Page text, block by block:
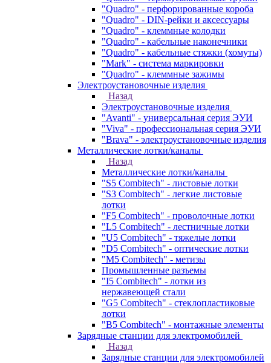
"Quadro" - перфорированные короба
"Quadro" - DIN-рейки и аксессуары
"Quadro" - клеммные колодки
"Quadro" - кабельные наконечники
"Quadro" - кабельные стяжки (хомуты)
"Mark" - система маркировки
"Quadro" - клеммные зажимы
Электроустановочные изделия
Назад
Электроустановочные изделия
"Avanti" - универсальная серия ЭУИ
"Viva" - профессиональная серия ЭУИ
"Brava" - электроустановочные изделия
Металлические лотки/каналы
Назад
Металлические лотки/каналы
"S5 Combitech" - листовые лотки
"S3 Combitech" - легкие листовые
лотки
"F5 Combitech" - проволочные лотки
"L5 Combitech" - лестничные лотки
"U5 Combitech" - тяжелые лотки
"D5 Combitech" - оптические лотки
"M5 Combitech" - метизы
Промышленные разъемы
"I5 Combitech" - лотки из
нержавеющей стали
"G5 Combitech" - стеклопластиковые
лотки
"B5 Combitech" - монтажные элементы
Зарядные станции для электромобилей
Назад
Зарядные станции для электромобилей